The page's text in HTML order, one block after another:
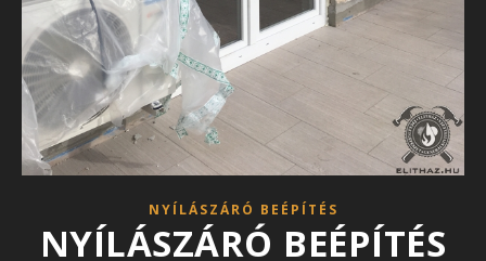
NYÍLÁSZÁRÓ BEÉPÍTÉS
NYÍLÁSZÁRÓ BEÉPÍTÉS